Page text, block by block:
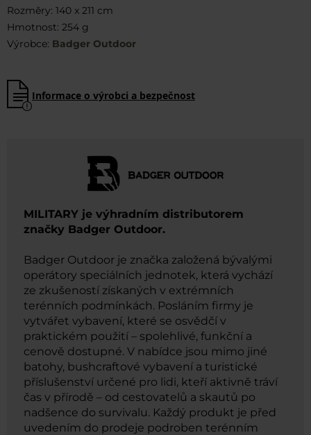
Rozměry: 140 x 211 cm
Hmotnost: 254 g
Výrobce: Badger Outdoor
Informace o výrobci a bezpečnost
MILITARY je výhradním distributorem
značky Badger Outdoor.
Badger Outdoor je značka založená bývalými
operátory speciálních jednotek, která vychází
ze zkušeností získaných v extrémních
terénních podmínkách. Posláním firmy je
vytvářet vybavení, které se osvědčí v
praktickém použití – spolehlivé, funkční a
cenově dostupné. V nabídce jsou mimo jiné
batohy, bushcraftové vybavení a turistické
příslušenství určené pro lidi, kteří aktivně tráví
čas v přírodě – od cestovatelů a skautů po
nadšence do survivalu. Každý produkt je před
uvedením do prodeje podroben terénním